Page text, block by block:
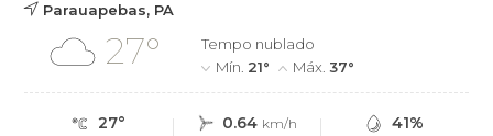
Parauapebas, PA
27°
Tempo nublado
Mín. 21° Máx.37°
27° 0.64 km/h 41%